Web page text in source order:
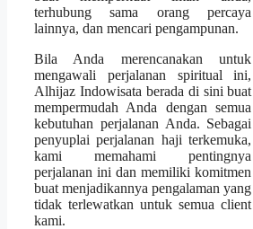
terhubung sama orang percaya
lainnya, dan mencari pengampunan.
Bila Anda merencanakan untuk
mengawali perjalanan spiritual ini,
Alhijaz Indowisata berada di sini buat
mempermudah Anda dengan semua
kebutuhan perjalanan Anda. Sebagai
penyuplai perjalanan haji terkemuka,
kami memahami pentingnya
perjalanan ini dan memiliki komitmen
buat menjadikannya pengalaman yang
tidak terlewatkan untuk semua client
kami.